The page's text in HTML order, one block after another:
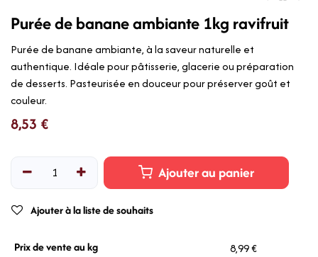
Purée de banane ambiante 1kg ravifruit
Purée de banane ambiante, à la saveur naturelle et
authentique. Idéale pour pâtisserie, glacerie ou préparation
de desserts. Pasteurisée en douceur pour préserver goût et
couleur.
8,53 €
Ajouter au panier
Ajouter à la liste de souhaits
Prix de vente au kg
8,99 €